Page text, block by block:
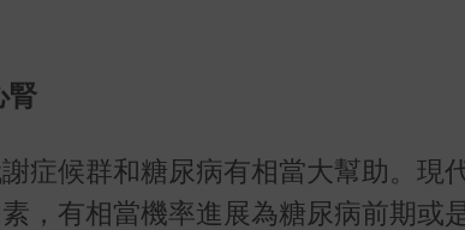
腎
症候群和糖尿病有相當大幫助。現
，有相當機率進展為糖尿病前期或